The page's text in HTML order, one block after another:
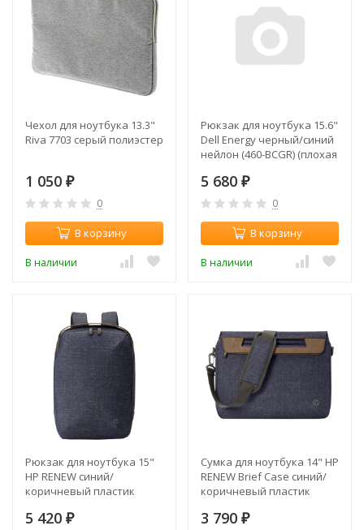
Чехол для ноутбука 13.3"
Riva 7703 серый полиэстер
1 050 ₽
0
В корзину
В наличии
Рюкзак для ноутбука 15.6"
Dell Energy черный/синий
нейлон (460-BCGR) (плохая
5 680 ₽
0
В корзину
В наличии
Рюкзак для ноутбука 15"
HP RENEW синий/
коричневый пластик
5 420 ₽
Сумка для ноутбука 14" HP
RENEW Brief Case синий/
коричневый пластик
3 790 ₽